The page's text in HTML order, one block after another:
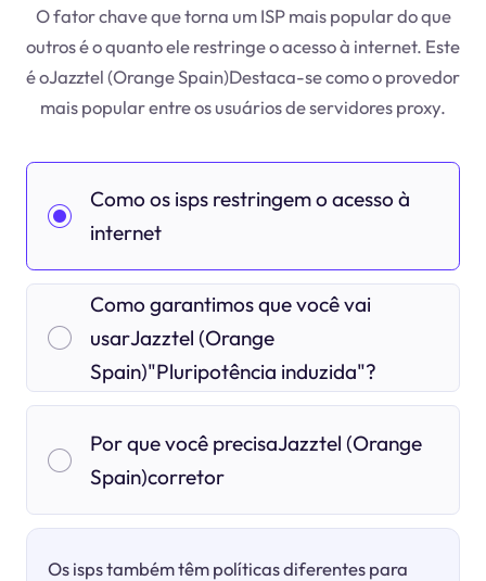
O fator chave que torna um ISP mais popular do que
outros é o quanto ele restringe o acesso à internet. Este
é oJazztel (Orange Spain)Destaca-se como o provedor
mais popular entre os usuários de servidores proxy.
Como os isps restringem o acesso à
internet
Como garantimos que você vai
usarJazztel (Orange
Spain)"Pluripotência induzida"?
Por que você precisaJazztel (Orange
Spain)corretor
Os isps também têm políticas diferentes para